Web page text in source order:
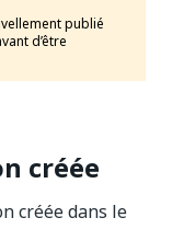
publié
d’être
créée
créée dans le